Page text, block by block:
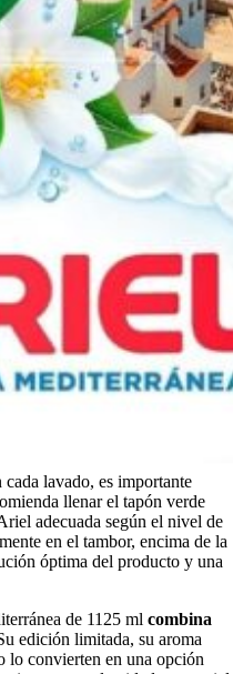
cada lavado, es importante
llenar el tapón verde
adecuada según el nivel de
en el tambor, encima de la
óptima del producto y una
de 1125 ml combina
edición limitada, su aroma
lo convierten en una opción